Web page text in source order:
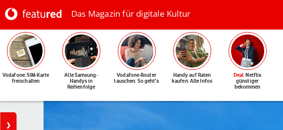
Das Magazin für digitale Kultur
Vodafone: SIM-Karte
freischalten
Alle Samsung-
Handys in
Reihenfolge
Vodafone-Router
tauschen: So geht's
Handy auf Raten
kaufen: Alle Infos
Deal: Netflix
günstiger
bekommen